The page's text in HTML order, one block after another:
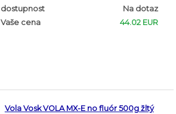
dostupnost
Na dotaz
Vaše cena
44.02 EUR
Vola Vosk VOLA MX-E no fluór 500g žltý